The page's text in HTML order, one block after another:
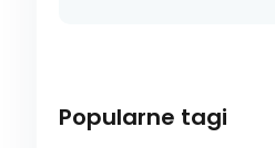
Popularne tagi